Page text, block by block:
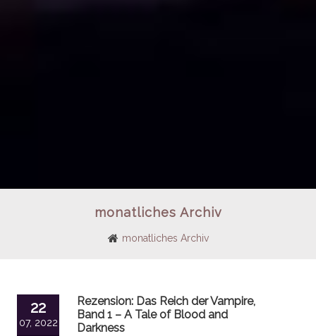
monatliches Archiv
monatliches Archiv
22
07, 2022
Rezension: Das Reich der Vampire,
Band 1 – A Tale of Blood and
Darkness